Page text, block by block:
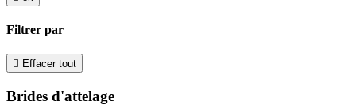
Filtrer par
 Effacer tout
Brides d'attelage